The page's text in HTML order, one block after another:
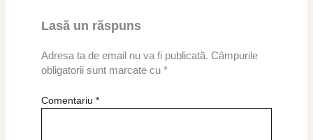
Lasă un răspuns
Adresa ta de email nu va fi publicată. Câmpurile
obligatorii sunt marcate cu *
Comentariu *